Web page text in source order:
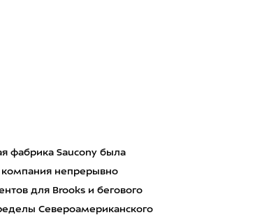
фабрика Saucony была
компания непрерывно
для Brooks и бегового
Североамериканского